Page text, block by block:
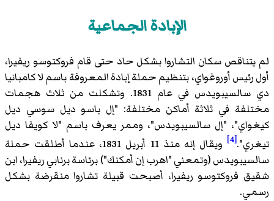
الإبادة الجماعية
لم يتناقص سكان التشاروا بشكل حاد حتى قام فروكتوسو ريفيرا،
أول رئيس أوروغواي، بتنظيم حملة إبادة المعروفة باسم لا كامبانيا
دي سالسيبويدس في عام 1831. وتشكلت من ثلاث هجمات
مختلفة في ثلاثة أماكن مختلفة: "إل باسو ديل سوسي ديل
كيغواي"، "إل سالسيبويدس"، وممر يعرف باسم "لا كويفا ديل
تيغري".[4]
ويقال إنه منذ 11 أبريل 1831، عندما أطلقت حملة
سالسيبويدس (وتمعني "اهرب إن أمكنك") برئاسة برنابي ريفيرا، ابن
شقيق فروكتوسو ريفيرا، أصبحت قبيلة تشاروا منقرضة بشكل
رسمي.